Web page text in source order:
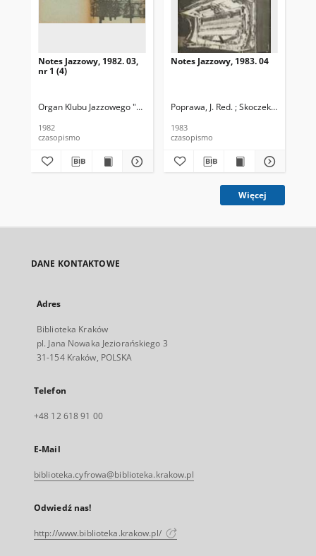
Notes Jazzowy, 1982. 03,
nr 1 (4)
Organ Klubu Jazzowego "Rotunda" Skoczek, T. Red.
1982
czasopismo
Notes Jazzowy, 1983. 04
Poprawa, J. Red. ; Skoczek T. Red.
1983
czasopismo
Więcej
DANE KONTAKTOWE
Adres
Biblioteka Kraków
pl. Jana Nowaka Jeziorańskiego 3
31-154 Kraków, POLSKA
Telefon
+48 12 618 91 00
E-Mail
biblioteka.cyfrowa@biblioteka.krakow.pl
Odwiedź nas!
http://www.biblioteka.krakow.pl/